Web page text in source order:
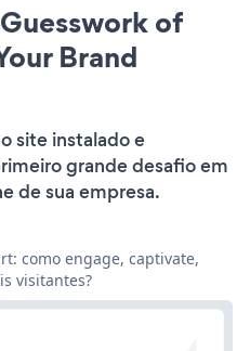
of
Brand
site instalado e
grande desafio em
de sua empresa.
como engage, captivate,
visitantes?